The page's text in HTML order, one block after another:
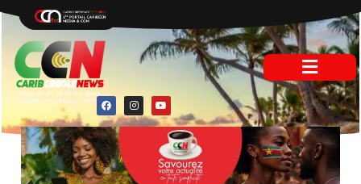
contenu
F
a
c
e
b
o
o
k
I
n
s
t
m
Y
o
u
t
b
e